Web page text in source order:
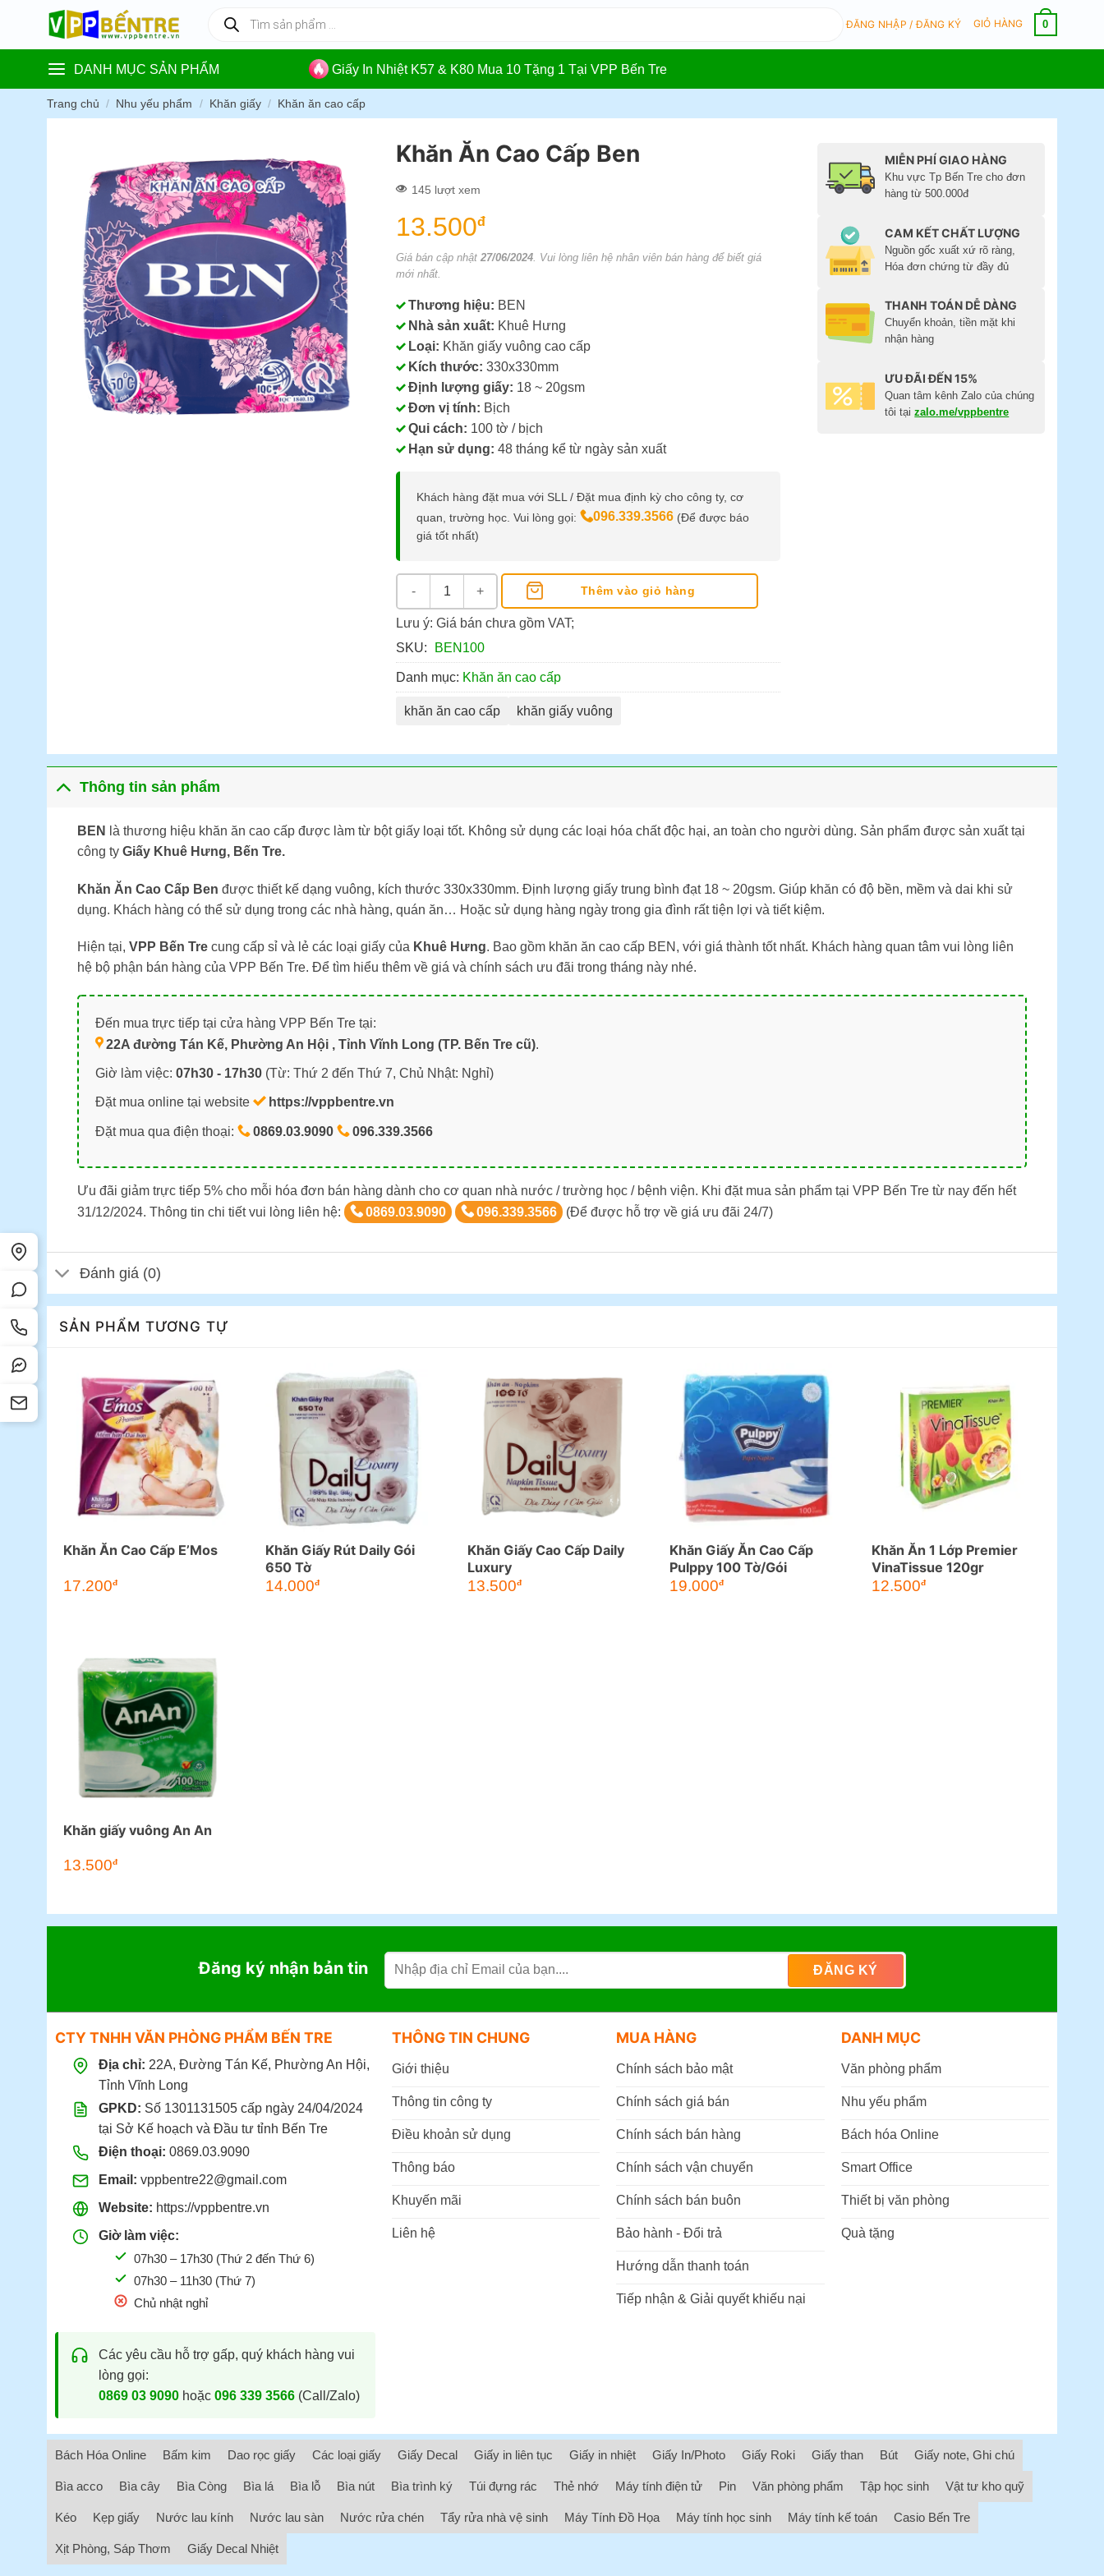
content
kiếm
phẩm
ĐĂNG NHẬP / ĐĂNG KÝ GIỎ HÀNG 0
DANH MỤC SẢN PHẨM Giấy In Nhiệt K57 & K80 Mua 10 Tặng 1 Tại VPP Bến Tre
Trang chủ / Nhu yếu phẩm / Khăn giấy / Khăn ăn cao cấp
Khăn Ăn Cao Cấp Ben
145 lượt xem
13.500đ
Giá bán cập nhật 27/06/2024 . Vui lòng liên hệ nhân viên bán hàng để biết giá
mới nhất.
Thương hiệu: BEN
Nhà sản xuất: Khuê Hưng
Loại: Khăn giấy vuông cao cấp
Kích thước: 330x330mm
Định lượng giấy: 18 ~ 20gsm
Đơn vị tính: Bịch
Qui cách: 100 tờ / bịch
Hạn sử dụng: 48 tháng kể từ ngày sản xuất
Khách hàng đặt mua với SLL / Đặt mua định kỳ cho công ty, cơ
quan, trường học. Vui lòng gọi:
096.339.3566 (Để được báo
giá tốt nhất)
Khăn Ăn Cao Cấp Ben số lượng
Thêm vào giỏ hàng
Lưu ý: Giá bán chưa gồm VAT;
SKU:
BEN100
Danh mục: Khăn ăn cao cấp
khăn ăn cao cấp khăn giấy vuông
MIỄN PHÍ GIAO HÀNG
Khu vực Tp Bến Tre cho đơn
hàng từ 500.000đ
CAM KẾT CHẤT LƯỢNG
Nguồn gốc xuất xứ rõ ràng,
Hóa đơn chứng từ đầy đủ
THANH TOÁN DỄ DÀNG
Chuyển khoản, tiền mặt khi
nhận hàng
ƯU ĐÃI ĐẾN 15%
Quan tâm kênh Zalo của chúng
tôi tạizalo.me/vppbentre
Thông tin sản phẩm
BEN
là thương hiệu khăn ăn cao cấp được làm từ bột giấy loại tốt. Không sử dụng các loại hóa chất độc hại, an toàn cho người dùng. Sản phẩm được sản xuất tại
công ty Giấy Khuê Hưng, Bến Tre.
Khăn Ăn Cao Cấp Ben được thiết kế dạng vuông, kích thước 330x330mm. Định lượng giấy trung bình đạt 18 ~ 20gsm. Giúp khăn có độ bền, mềm và dai khi sử
dụng. Khách hàng có thể sử dụng trong các nhà hàng, quán ăn… Hoặc sử dụng hàng ngày trong gia đình rất tiện lợi và tiết kiệm.
Hiện tại, VPP Bến Tre cung cấp sỉ và lẻ các loại giấy của Khuê Hưng. Bao gồm khăn ăn cao cấp BEN, với giá thành tốt nhất. Khách hàng quan tâm vui lòng liên
hệ bộ phận bán hàng của VPP Bến Tre. Để tìm hiểu thêm về giá và chính sách ưu đãi trong tháng này nhé.
Đến mua trực tiếp tại cửa hàng VPP Bến Tre tại:
22A đường Tán Kế, Phường An Hội , Tỉnh Vĩnh Long (TP. Bến Tre cũ).
Giờ làm việc: 07h30 - 17h30(Từ: Thứ 2 đến Thứ 7, Chủ Nhật: Nghỉ)
Đặt mua online tại website https://vppbentre.vn
Đặt mua qua điện thoại: 0869.03.9090 096.339.3566
Ưu đãi giảm trực tiếp 5% cho mỗi hóa đơn bán hàng dành cho cơ quan nhà nước / trường học / bệnh viện. Khi đặt mua sản phẩm tại VPP Bến Tre từ nay đến hết
31/12/2024. Thông tin chi tiết vui lòng liên hệ:
0869.03.9090 096.339.3566 (Để được hỗ trợ về giá ưu đãi 24/7)
Đánh giá (0)
SẢN PHẨM TƯƠNG TỰ
Khăn Ăn Cao Cấp E’Mos
17.200đ
Khăn Giấy Rút Daily Gói
650 Tờ
14.000đ
Khăn Giấy Cao Cấp Daily
Luxury
13.500đ
Khăn Giấy Ăn Cao Cấp
Pulppy 100 Tờ/Gói
19.000đ
Khăn Ăn 1 Lớp Premier
VinaTissue 120gr
12.500đ
Khăn giấy vuông An An
13.500đ
Đăng ký nhận bản tin
CTY TNHH VĂN PHÒNG PHẨM BẾN TRE
Địa chỉ: 22A, Đường Tán Kế, Phường An Hội,
Tỉnh Vĩnh Long
GPKD: Số 1301131505 cấp ngày 24/04/2024
tại Sở Kế hoạch và Đầu tư tỉnh Bến Tre
Điện thoại: 0869.03.9090
Email: vppbentre22@gmail.com
Website: https://vppbentre.vn
Giờ làm việc:
07h30 – 17h30 (Thứ 2 đến Thứ 6)
07h30 – 11h30 (Thứ 7)
Chủ nhật nghỉ
Các yêu cầu hỗ trợ gấp, quý khách hàng vui
lòng gọi:
0869 03 9090hoặc 096 339 3566(Call/Zalo)
THÔNG TIN CHUNG
Giới thiệu
Thông tin công ty
Điều khoản sử dụng
Thông báo
Khuyến mãi
Liên hệ
MUA HÀNG
Chính sách bảo mật
Chính sách giá bán
Chính sách bán hàng
Chính sách vận chuyển
Chính sách bán buôn
Bảo hành - Đổi trả
Hướng dẫn thanh toán
Tiếp nhận & Giải quyết khiếu nại
DANH MỤC
Văn phòng phẩm
Nhu yếu phẩm
Bách hóa Online
Smart Office
Thiết bị văn phòng
Quà tặng
Bách Hóa Online Bấm kim Dao rọc giấy Các loại giấy Giấy Decal Giấy in liên tục Giấy in nhiệt Giấy In/Photo Giấy Roki Giấy than Bút Giấy note, Ghi chú
Bìa acco Bìa cây Bìa Còng Bìa lá Bìa lỗ Bìa nút Bìa trình ký Túi đựng rác Thẻ nhớ Máy tính điện tử Pin Văn phòng phẩm Tập học sinh Vật tư kho quỹ
Kéo Kẹp giấy Nước lau kính Nước lau sàn Nước rửa chén Tẩy rửa nhà vệ sinh Máy Tính Đồ Họa Máy tính học sinh Máy tính kế toán Casio Bến Tre
Xịt Phòng, Sáp Thơm Giấy Decal Nhiệt